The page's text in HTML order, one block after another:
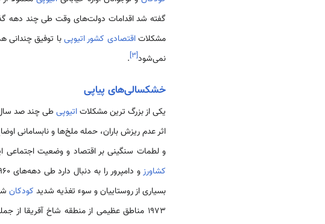
گفته شد اقدامات دولت‌های وقت طی چند دهه
مشکلاتاقتصادی کشور اتیوپیبا توفیق چندانی
نمی‌شود[۳]
.
خشکسالی‌های پیاپی
یکی از بزرگ ترین مشکلاتاتیوپیطی چند صد
اثر عدم ریزش باران، حمله ملخ‌ها و نابسامانی
و لطمات سنگینی بر اقتصاد و وضعیت اجتماعی
کشاورزو دامپرور را به دنبال دارد طی دهه‌های 1960 و 1970 خصوصا در ایالات خشک و کم آب
بسیاری از روستاییان و سوء تغذیه شدید کودکان
1973 مناطق عظیمی از منطقه شاخ آفریقا از جمله بخش‌هایی از